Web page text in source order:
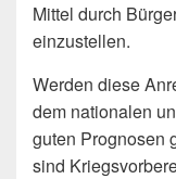
Mit­tel durch
einzustellen.
Werden diese
dem nationalen
guten Prognosen
sind